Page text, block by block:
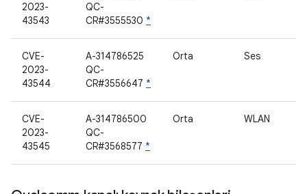
2023-
43543
QC-
CR#3555530 *
CVE-
2023-
43544
A-314786525
QC-
CR#3556647 *
Orta Ses
CVE-
2023-
43545
A-314786500
QC-
CR#3568577 *
Orta WLAN